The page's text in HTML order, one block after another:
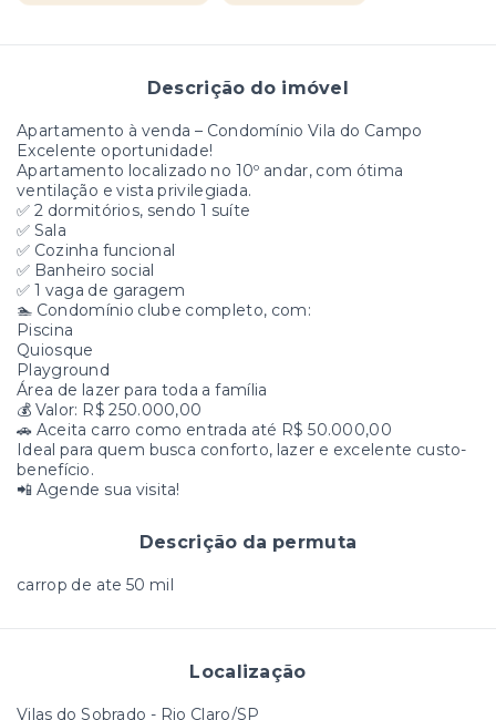
Descrição do imóvel
Apartamento à venda – Condomínio Vila do Campo
Excelente oportunidade!
Apartamento localizado no 10º andar, com ótima
ventilação e vista privilegiada.
✅ 2 dormitórios, sendo 1 suíte
✅ Sala
✅ Cozinha funcional
✅ Banheiro social
✅ 1 vaga de garagem
🏊 Condomínio clube completo, com:
Piscina
Quiosque
Playground
Área de lazer para toda a família
💰 Valor: R$ 250.000,00
🚗 Aceita carro como entrada até R$ 50.000,00
Ideal para quem busca conforto, lazer e excelente custo-
benefício.
📲 Agende sua visita!
Descrição da permuta
carrop de ate 50 mil
Localização
Vilas do Sobrado - Rio Claro/SP